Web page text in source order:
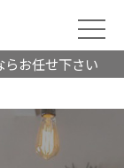
お任せ下さい